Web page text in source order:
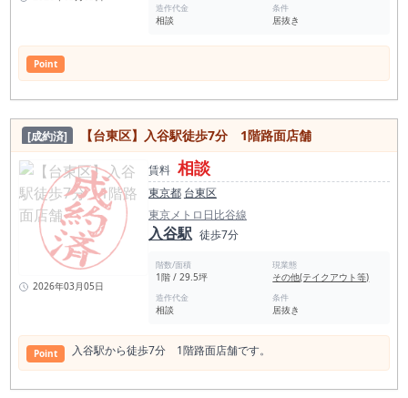
造作代金
相談
条件
居抜き
Point
[成約済] 【台東区】入谷駅徒歩7分 1階路面店舗
2026年03月05日
賃料 相談
東京都 台東区
東京メトロ日比谷線
入谷駅 徒歩7分
階数/面積
1階 / 29.5坪
現業態
その他(テイクアウト等)
造作代金
相談
条件
居抜き
Point 入谷駅から徒歩7分 1階路面店舗です。